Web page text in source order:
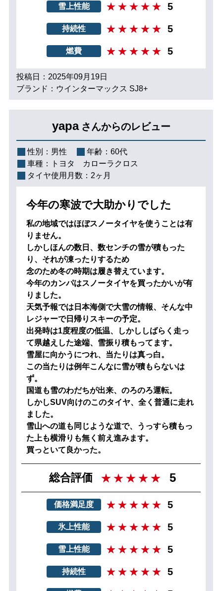
雪上性能 5
持続性 5
燃費 5
投稿日：2025年09月19日
ブランド：ウインターマックス SJ8+
yapa さんからのレビュー
性別： 男性 年齢： 60代
車種：
トヨタ カローラクロス
タイヤ使用月数： 2ヶ月
今年の寒波で大助かりでした
私の地域ではほぼスノータイヤを使うことは有
りません。
しかしほんの数日、数センチの雪が積もった
り、それが凍ったりするため
念のため冬の時期は履き替えています。
今年のカンパはスノータイヤを買ったかいが有
りました。
天気予報では日本海側で大雪の情報、そんな中
レジャーで日帰りスキーの予定。
出発時は1度程度の低温、しかししばらく走っ
て県越えした途端、雪振り積もってます。
雪屋に向かうにつれ、当たりは真っ白。
この当たりは例年こんなに雪が積もらないは
ず。
国道も雪のわだちが出来、のろのろ運転。
しかしSUV向けのこのタイヤ、全く普通に走れ
ました。
雪山への道も同じような道で、うっすら積もっ
た上も横滑りも無く前え進みます。
買っといて良かった。
総合評価 5
価格満足度 5
氷上性能 5
雪上性能 5
持続性 5